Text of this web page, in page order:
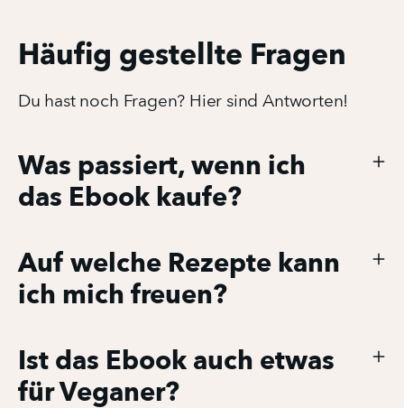
Häufig gestellte Fragen
Du hast noch Fragen? Hier sind Antworten!
Was passiert, wenn ich
das Ebook kaufe?
Auf welche Rezepte kann
ich mich freuen?
Ist das Ebook auch etwas
für Veganer?